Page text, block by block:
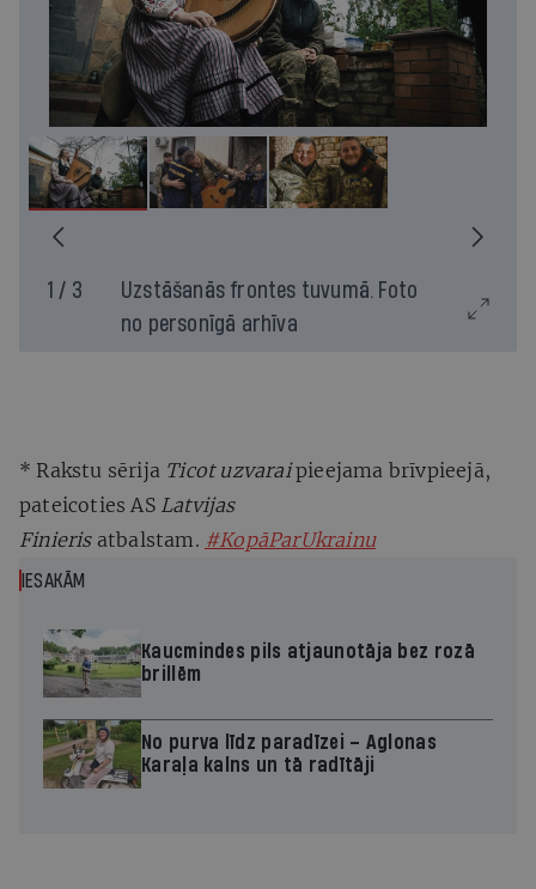
1 / 3
Uzstāšanās frontes tuvumā. Foto
no personīgā arhīva
* Rakstu sērija Ticot uzvaraipieejama brīvpieejā,
pateicoties AS Latvijas
Finierisatbalstam. #KopāParUkrainu
IESAKĀM
Kaucmindes pils atjaunotāja bez rozā
brillēm
No purva līdz paradīzei – Aglonas
Karaļa kalns un tā radītāji